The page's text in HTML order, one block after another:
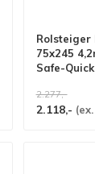
Rolsteiger
75x245
Safe-
2.277,-
2.118,-